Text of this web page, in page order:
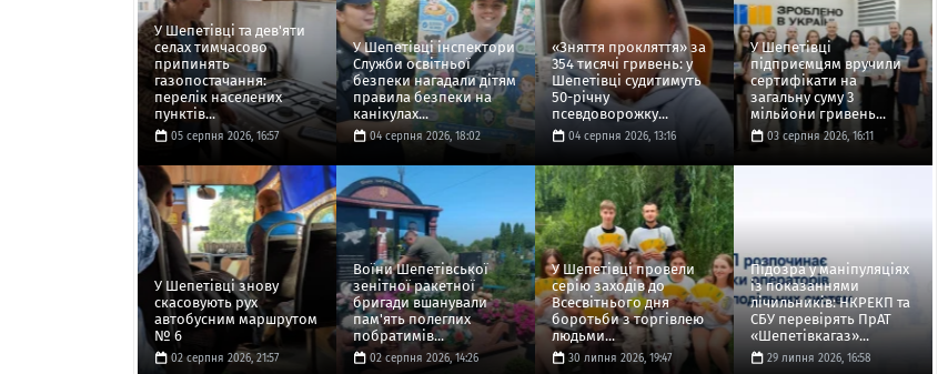
У Шепетівці та дев'яти
селах тимчасово
припинять
газопостачання:
перелік населених
пунктів...
05 серпня 2026, 16:57
У Шепетівці інспектори
Служби освітньої
безпеки нагадали дітям
правила безпеки на
канікулах...
04 серпня 2026, 18:02
«Зняття прокляття» за
354 тисячі гривень: у
Шепетівці судитимуть
50-річну
псевдоворожку...
04 серпня 2026, 13:16
У Шепетівці
підприємцям вручили
сертифікати на
загальну суму 3
мільйони гривень...
03 серпня 2026, 16:11
У Шепетівці знову
скасовують рух
автобусним маршрутом
№ 6
02 серпня 2026, 21:57
Воїни Шепетівської
зенітної ракетної
бригади вшанували
пам'ять полеглих
побратимів...
02 серпня 2026, 14:26
У Шепетівці провели
серію заходів до
Всесвітнього дня
боротьби з торгівлею
людьми...
30 липня 2026, 19:47
Підозра у маніпуляціях
із показаннями
лічильників: НКРЕКП та
СБУ перевірять ПрАТ
«Шепетівкагаз»...
29 липня 2026, 16:58